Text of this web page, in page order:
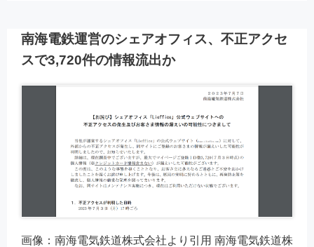
南海電鉄運営のシェアオフィス、不正アクセ
スで3,720件の情報流出か
画像：南海電気鉄道株式会社より引用 南海電気鉄道株